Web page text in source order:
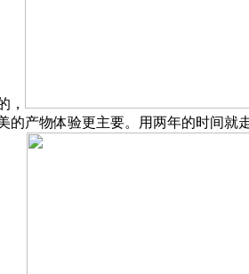
，
的产物体验更主要。用两年的时间